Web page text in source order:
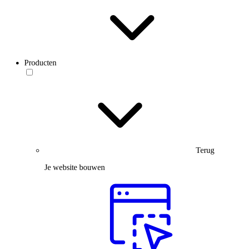
Producten
Terug
Je website bouwen